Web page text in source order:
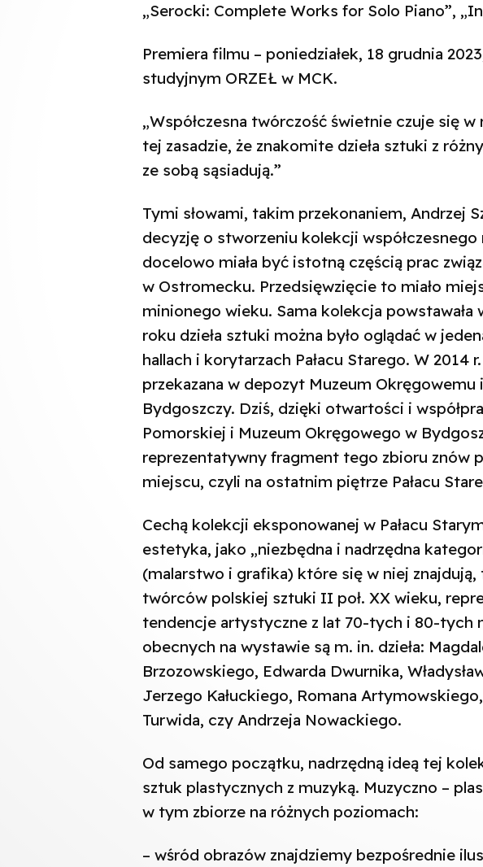
„Serocki: Complete Works for Solo Piano”,
Premiera filmu – poniedziałek, 18 grudnia
studyjnym ORZEŁ w MCK.
„Współczesna twórczość świetnie czuje się
tej zasadzie, że znakomite dzieła sztuki z
ze sobą sąsiadują.”
Tymi słowami, takim przekonaniem, Andrzej
decyzję o stworzeniu kolekcji
docelowo miała być istotną częścią prac
w Ostromecku. Przedsięwzięcie to miało
minionego wieku. Sama kolekcja powstawała
roku dzieła sztuki można było oglądać w
hallach i korytarzach Pałacu Starego. W 2014
przekazana w depozyt Muzeum
Bydgoszczy. Dziś, dzięki otwartości i
Pomorskiej i Muzeum Okręgowego w
reprezentatywny fragment tego zbioru znów
miejscu, czyli na ostatnim piętrze Pałacu
Cechą kolekcji eksponowanej w Pałacu
estetyka, jako „niezbędna i nadrzędna
(malarstwo i grafika) które się w niej znajdują,
twórców polskiej sztuki II poł. XX wieku,
tendencje artystyczne z lat 70-tych i 80-tych
obecnych na wystawie są m. in. dzieła:
Brzozowskiego, Edwarda Dwurnika,
Jerzego Kałuckiego, Romana
Turwida, czy Andrzeja Nowackiego.
Od samego początku, nadrzędną ideą tej
sztuk plastycznych z muzyką. Muzyczno –
w tym zbiorze na różnych poziomach:
– wśród obrazów znajdziemy bezpośrednie